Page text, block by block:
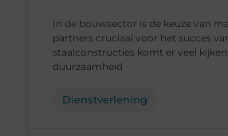
In de bouwsector is de keuze van
partners cruciaal voor het succes
staalconstructies komt er veel
duurzaamheid
Dienstverlening